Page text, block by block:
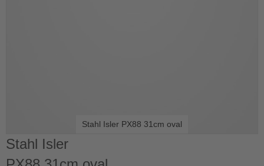
Stahl Isler
Stahl Isler PX88 31cm oval
Skip
to
the